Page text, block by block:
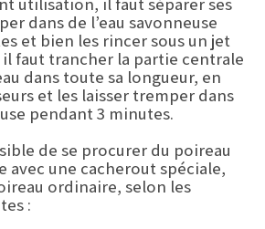
dans de l’eau savonneuse
et bien les rincer sous un jet
il faut trancher la partie centrale
dans toute sa longueur, en
et les laisser tremper dans
pendant 3 minutes.
de se procurer du poireau
avec une cacherout spéciale,
ordinaire, selon les
: